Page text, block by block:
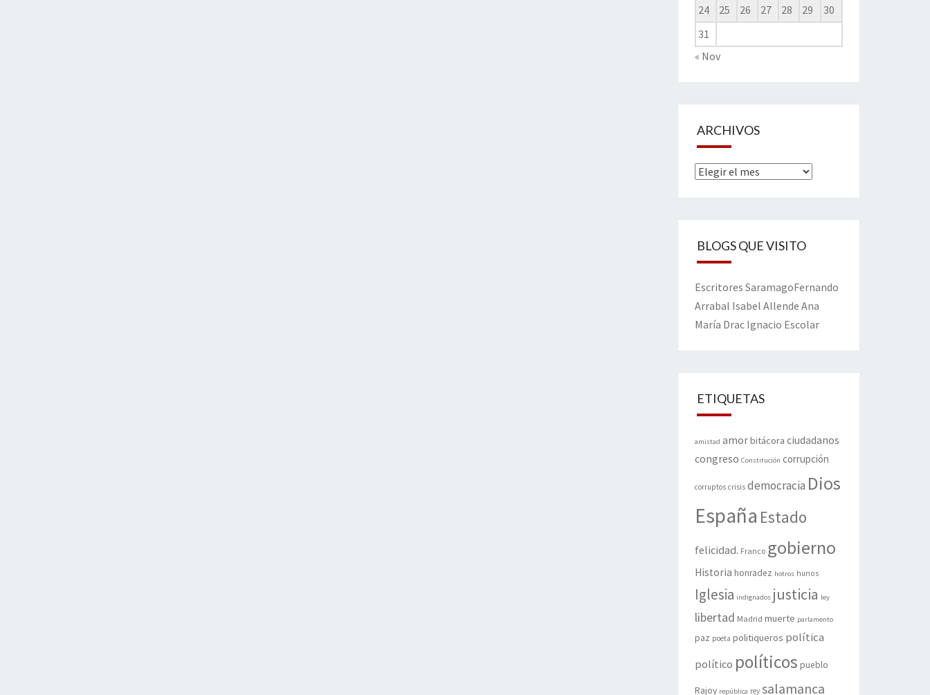
24
25 26 27 28 29
30
31
« Nov
ARCHIVOS
Archivos
BLOGS QUE VISITO
Escritores SaramagoFernando
Arrabal Isabel Allende Ana
María Drac Ignacio Escolar
ETIQUETAS
amistad amorbitácora ciudadanos
congreso Constitución corrupción
corruptos crisis democracia Dios
España Estado
felicidad. Franco gobierno
Historia honradez hotros hunos
Iglesia indignados justicia ley
libertad Madrid muerte parlamento
paz poeta politiqueros política
político políticos pueblo
Rajoy república rey salamanca